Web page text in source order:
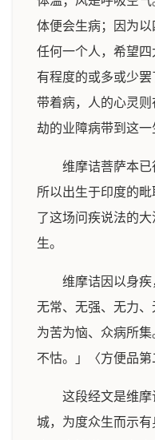
体便会生病；因为以
任何一个人，希望
有程度的或多或少
带着病，人的心灵
劫的业障病带到这一
维摩诘菩萨本已
所以出生于印度的
了这场问疾说法的
生。
维摩诘因以身
无常、无强、无力、
为苦为恼、众病所
不怙。」〈方便品第
这段经文是维
城，为度众生而示有